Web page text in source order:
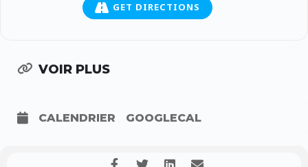
GET DIRECTIONS
VOIR PLUS
CALENDRIER GOOGLECAL